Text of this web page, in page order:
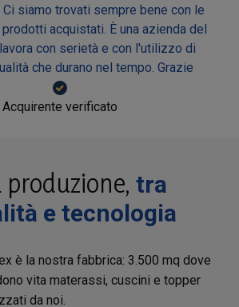
Ci siamo trovati sempre bene con le
acquistati. È una azienda del
con serietà e con l'utilizzo di
che durano nel tempo. Grazie
Acquirente verificato
produzione, tra
e tecnologia
è la nostra fabbrica: 3.500 mq dove
vita materassi, cuscini e topper
da noi.